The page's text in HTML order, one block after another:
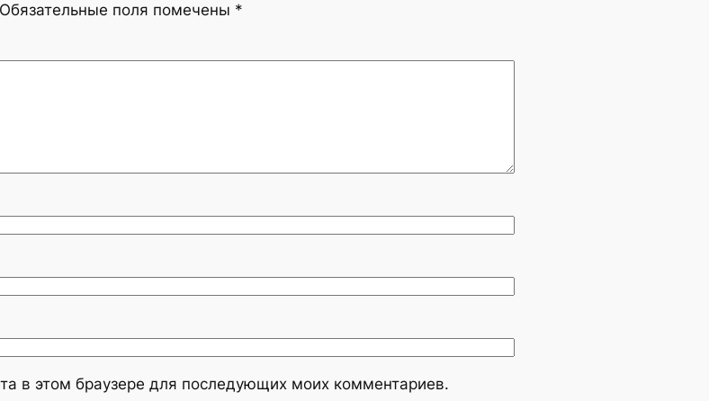
Обязательные поля помечены *
в этом браузере для последующих моих комментариев.